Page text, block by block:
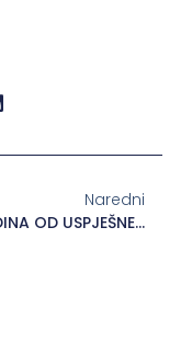
Naredni
15 GODINA OD USPJEŠNE PRIVATIZACIJE FABRIKE CEMENTA LUKAVAC